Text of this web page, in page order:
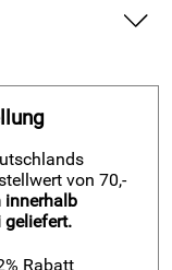
oder einfach für
BELLE" leuchtet
Goldrand
ist es
von 70,-
innerhalb
geliefert.
Rabatt